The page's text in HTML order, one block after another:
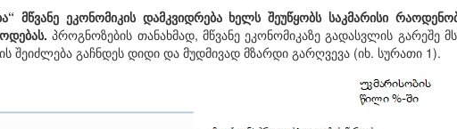
მწვანე ეკონომიკის დამკვიდრება ხელს შეუწყობს საკმარისი
პროგნოზების თანახმად, მწვანე ეკონომიკაზე გადასვლის
შეიძლება გაჩნდეს დიდი და მუდმივად მზარდი გარღვევა (იხ. სურათი 1).